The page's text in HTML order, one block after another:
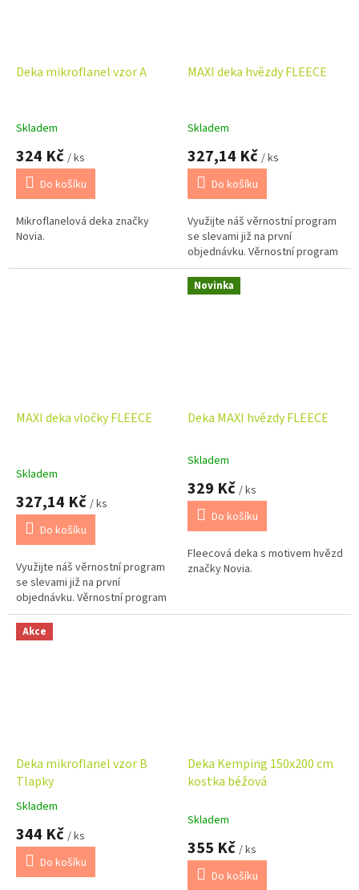
Deka mikroflanel vzor A
Skladem
324 Kč / ks
Do košíku
Mikroflanelová deka značky
Novia.
MAXI deka hvězdy FLEECE
Skladem
327,14 Kč / ks
Do košíku
Využijte náš věrnostní program
se slevami již na první
objednávku. Věrnostní program
MAXI deka vločky FLEECE
Skladem
327,14 Kč / ks
Do košíku
Využijte náš věrnostní program
se slevami již na první
objednávku. Věrnostní program
Novinka
Deka MAXI hvězdy FLEECE
Průměrné
hodnocení
produktu
5,0
5
hvězdiček.
Skladem
329 Kč / ks
Do košíku
Fleecová deka s motivem hvězd
značky Novia.
Akce
Deka mikroflanel vzor B
Tlapky
Průměrné
hodnocení
produktu
5,0
Skladem
344 Kč / ks
Do košíku
Deka Kemping 150x200 cm
kostka béžová
Skladem
355 Kč / ks
Do košíku